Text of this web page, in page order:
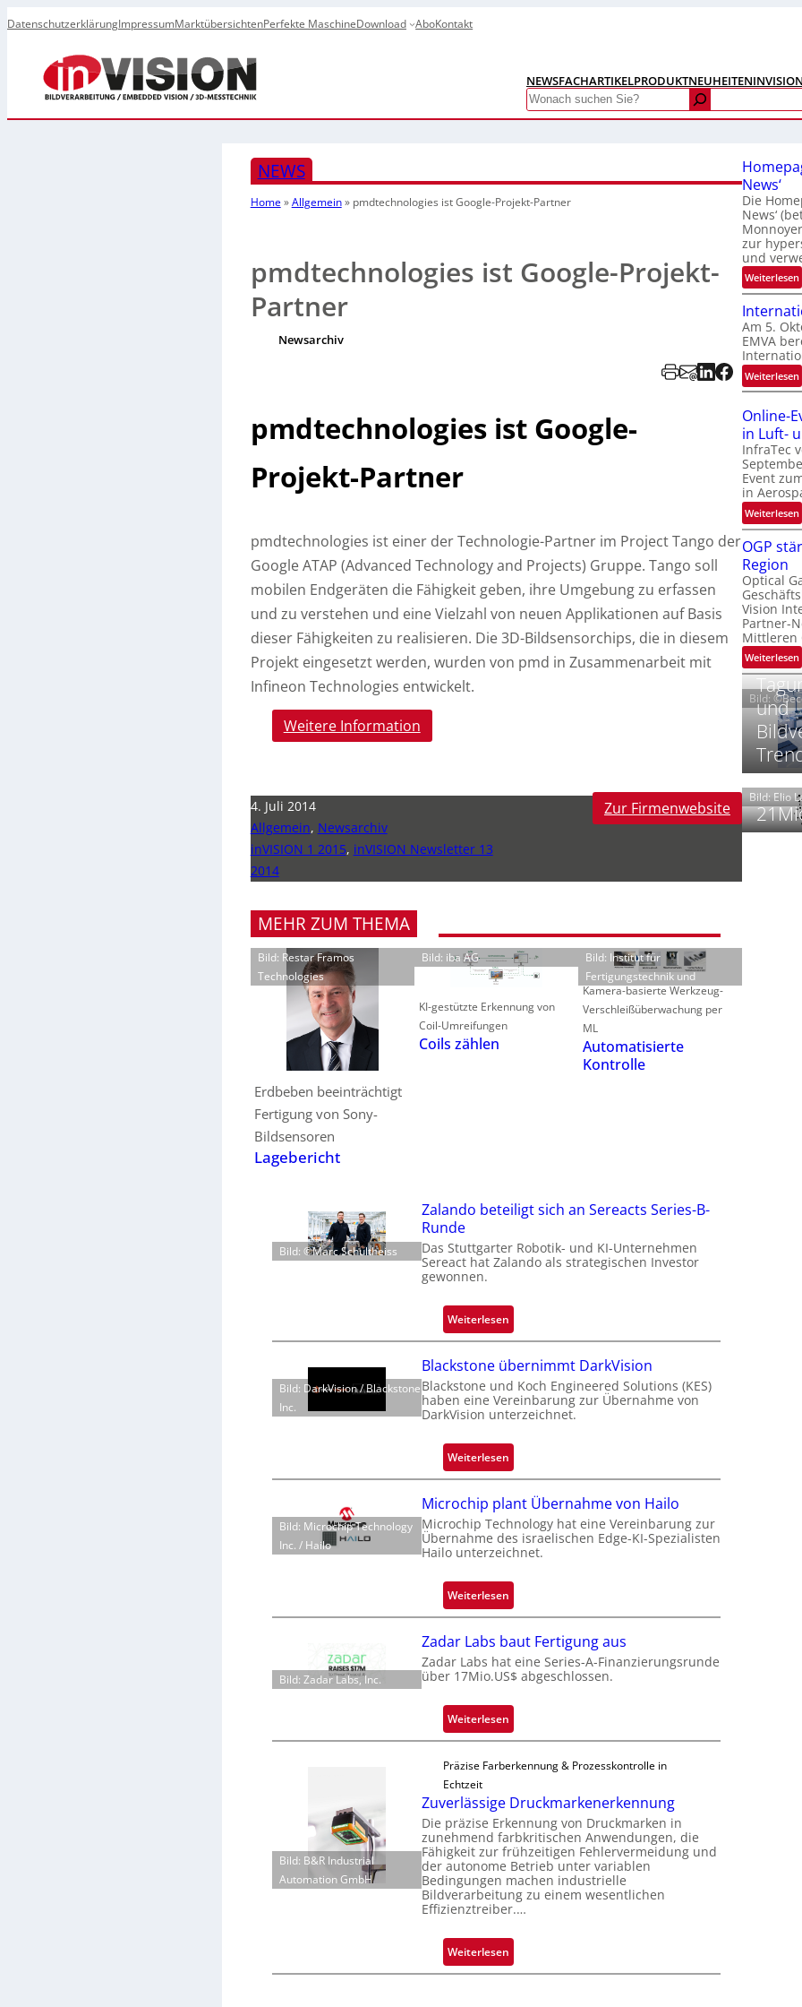
DatenschutzerklärungImpressumMarktübersichtenPerfekte MaschineDownload AboKontakt
NEWSFACHARTIKELPRODUKTNEUHEITEN
Search
NEWS
Home»Allgemein» pmdtechnologies ist Google-Projekt-Partner
pmdtechnologies ist Google-Projekt-
Partner
Newsarchiv
pmdtechnologies ist Google-
Projekt-Partner
pmdtechnologies ist einer der Technologie-Partner im Project Tango der
Google ATAP (Advanced Technology and Projects) Gruppe. Tango soll
mobilen Endgeräten die Fähigkeit geben, ihre Umgebung zu erfassen
und zu verstehen und eine Vielzahl von neuen Applikationen auf Basis
dieser Fähigkeiten zu realisieren. Die 3D-Bildsensorchips, die in diesem
Projekt eingesetzt werden, wurden von pmd in Zusammenarbeit mit
Infineon Technologies entwickelt.
Weitere Information
4. Juli 2014
Allgemein, Newsarchiv
inVISION 1 2015, inVISION Newsletter 13
2014
Zur Firmenwebsite
MEHR ZUM THEMA
Bild: Restar Framos
Technologies
Erdbeben beeinträchtigt
Fertigung von Sony-
Bildsensoren
Lagebericht
Bild: iba AG
KI-gestützte Erkennung von
Coil-Umreifungen
Coils zählen
Bild: Institut für
Fertigungstechnik und
Kamera-basierte Werkzeug-
Verschleißüberwachung per
ML
Automatisierte
Kontrolle
Bild: ©Marc Schultheiss
Zalando beteiligt sich an Sereacts Series-B-
Runde
Das Stuttgarter Robotik- und KI-Unternehmen
Sereact hat Zalando als strategischen Investor
gewonnen.
Weiterlesen:
Z
a
l
a
n
o
b
t
e
i
i
g
t
s
i
c
n
e
e
a
c
t
s
S
r
i
e
Bild: DarkVision / Blackstone
Inc.
Blackstone übernimmt DarkVision
Blackstone und Koch Engineered Solutions (KES)
haben eine Vereinbarung zur Übernahme von
DarkVision unterzeichnet.
Weiterlesen:
B
a
c
k
o
e
ü
b
r
n
m
D
a
r
k
V
s
i
Bild: Microchip Technology
Inc. / Hailo
Microchip plant Übernahme von Hailo
Microchip Technology hat eine Vereinbarung zur
Übernahme des israelischen Edge-KI-Spezialisten
Hailo unterzeichnet.
Weiterlesen:
M
c
r
c
h
i
p
l
a
n
t
Ü
b
e
n
a
Bild: Zadar Labs, Inc.
Zadar Labs baut Fertigung aus
Zadar Labs hat eine Series-A-Finanzierungsrunde
über 17Mio.US$ abgeschlossen.
Weiterlesen:
Z
d
r
L
a
b
s
b
u
t
Bild: B&R Industrial
Automation GmbH
Präzise Farberkennung & Prozesskontrolle in
Echtzeit
Zuverlässige Druckmarkenerkennung
Die präzise Erkennung von Druckmarken in
zunehmend farbkritischen Anwendungen, die
Fähigkeit zur frühzeitigen Fehlervermeidung und
der autonome Betrieb unter variablen
Bedingungen machen industrielle
Bildverarbeitung zu einem wesentlichen
Effizienztreiber.…
Weiterlesen:
Z
News‘
Die
News‘
zur
und
Weiterlesen:
a
‚
y
r
s
c
t
r
l
N
s
‘
Am 5.
EMVA
Weiterlesen:
I
t
r
t
i
l
i
s
i
i
Online-
in Luft-
InfraTec
Event
in
Weiterlesen:
n
i
-
E
v
t
z
r
OGP
Region
Optical
Vision
Partner-
Mittleren
Weiterlesen:
s
t
r
t
Bild:
und
Bild: Elio